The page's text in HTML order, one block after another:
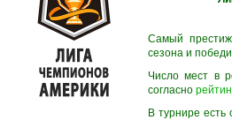
Самый
сезона и
Число мест в
согласно
В турнире